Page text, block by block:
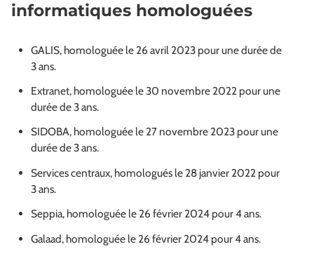
informatiques homologuées
GALIS, homologuée le 26 avril 2023 pour une durée de
3 ans.
Extranet, homologuée le 30 novembre 2022 pour une
durée de 3 ans.
SIDOBA, homologuée le 27 novembre 2023 pour une
durée de 3 ans.
Services centraux, homologués le 28 janvier 2022 pour
3 ans.
Seppia, homologuée le 26 février 2024 pour 4 ans.
Galaad, homologuée le 26 février 2024 pour 4 ans.